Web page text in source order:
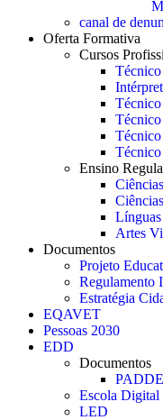
canal de
Oferta Formativa
Cursos
Ensino
Artes
Documentos
Projeto
Regulamento
Estratégia
EQAVET
Pessoas 2030
EDD
Documentos
PADDE
Escola Digital
LED